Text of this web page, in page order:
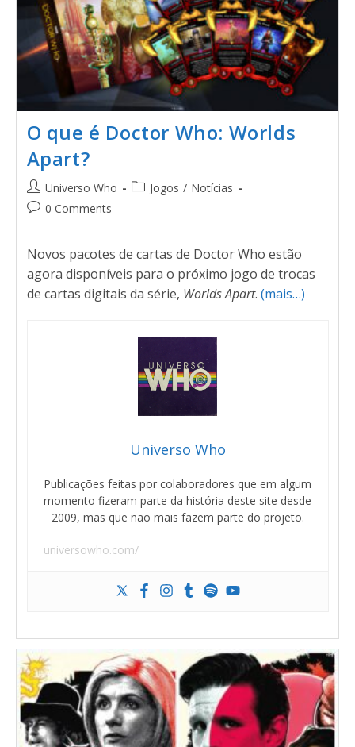
O que é Doctor Who: Worlds
Apart?
Universo Who Jogos / Notícias
0 Comments
Novos pacotes de cartas de Doctor Who estão
agora disponíveis para o próximo jogo de trocas
de cartas digitais da série, Worlds Apart. (mais…)
Universo Who
Publicações feitas por colaboradores que em algum
momento fizeram parte da história deste site desde
2009, mas que não mais fazem parte do projeto.
universowho.com/